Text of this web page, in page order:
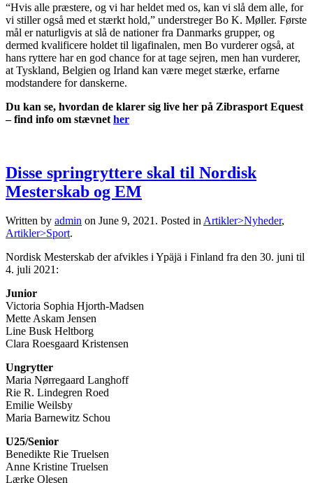
“Hvis alle præstere, og vi har heldet med os, kan vi slå dem alle, for
vi stiller også med et stærkt hold,” understreger Bo K. Møller. Første
mål er naturligvis at slå de nationer fra Danmarks grupper, og
dermed kvalificere holdet til ligafinalen, men Bo vurderer også, at
hans ryttere har en god chance for at tage sejren, men han vurderer,
at Tyskland, Belgien og Irland kan være meget stærke, erfarne
modstandere for danskerne.
Du kan se, hvordan de klarer sig live her på Zibrasport Equest
– find info om stævnet her
Disse springryttere skal til Nordisk
Mesterskab og EM
Written by admin on June 9, 2021. Posted inArtikler>Nyheder,
Artikler>Sport.
Nordisk Mesterskab der afvikles i Ypäjä i Finland fra den 30. juni til
4. juli 2021:
Junior
Victoria Sophia Hjorth-Madsen
Mette Askam Jensen
Line Busk Heltborg
Clara Roesgaard Kristensen
Ungrytter
Maria Nørregaard Langhoff
Rie R. Lindegren Roed
Emilie Weilsby
Maria Barnewitz Schou
U25/Senior
Benedikte Rie Truelsen
Anne Kristine Truelsen
Lærke Olesen